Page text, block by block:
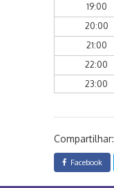
19:00
20:00
21:00
22:00
23:00
Compartilhar:
Facebook